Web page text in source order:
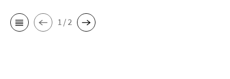
1 / 2